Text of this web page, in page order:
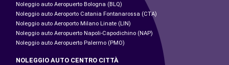
Noleggio auto Aeropuerto Bologna (BLQ)
Noleggio auto Aeroporto Catania Fontanarossa (CTA)
Noleggio auto Aeroporto Milano Linate (LIN)
Noleggio auto Aeropuerto Napoli-Capodichino (NAP)
Noleggio auto Aeropuerto Palermo (PMO)
NOLEGGIO AUTO CENTRO CITTÀ